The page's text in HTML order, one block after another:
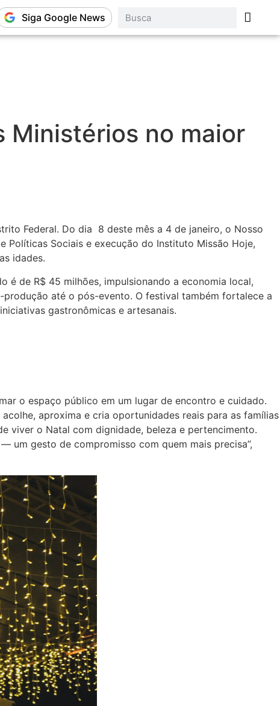
Siga Google News
Ministérios no maior
Federal. Do dia 8 deste mês a 4 de janeiro, o Nosso
Políticas Sociais e execução do Instituto Missão Hoje,
idades.
é de R$ 45 milhões, impulsionando a economia local,
até o pós-evento. O festival também fortalece a
gastronômicas e artesanais.
o espaço público em um lugar de encontro e cuidado.
aproxima e cria oportunidades reais para as famílias
viver o Natal com dignidade, beleza e pertencimento.
um gesto de compromisso com quem mais precisa”,